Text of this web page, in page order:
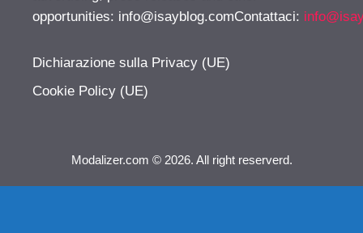
opportunities: info@isayblog.comContattaci:
Dichiarazione sulla Privacy (UE)
Cookie Policy (UE)
Modalizer.com © 2026. All right reserverd.